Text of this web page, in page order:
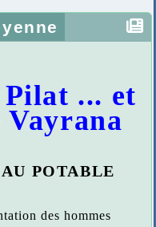
... et
Vayrana
POTABLE
des hommes